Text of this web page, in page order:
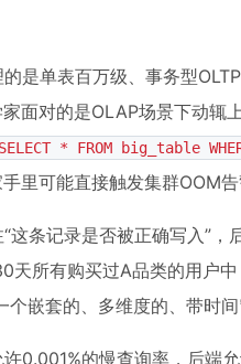
的是单表百万级、事务型
面对的是OLAP场景下动
SELECT * FROM big_table
里可能直接触发集群OOM
“这条记录是否被正确写入”
天所有购买过A品类的用户
个嵌套的、多维度的、带时
许0.001%的慢查询率，后端